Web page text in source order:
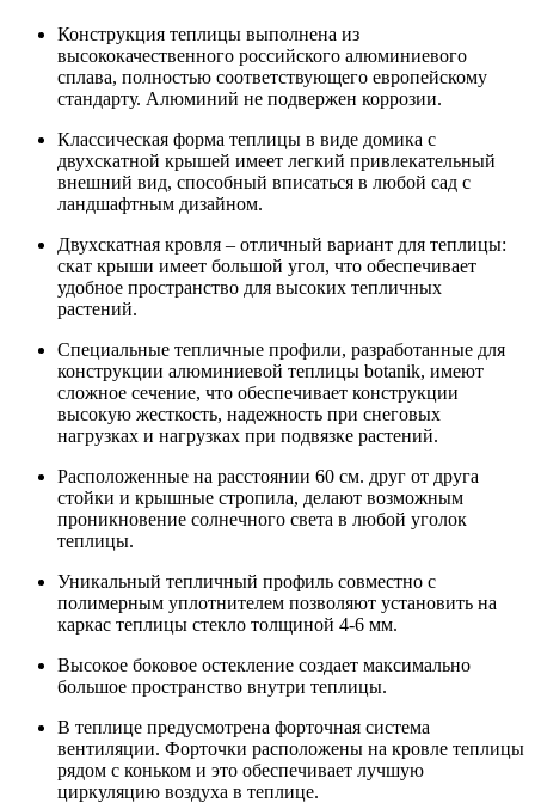
Конструкция теплицы выполнена из
высококачественного российского алюминиевого
сплава, полностью соответствующего европейскому
стандарту. Алюминий не подвержен коррозии.
Классическая форма теплицы в виде домика с
двухскатной крышей имеет легкий привлекательный
внешний вид, способный вписаться в любой сад с
ландшафтным дизайном.
Двухскатная кровля – отличный вариант для теплицы:
скат крыши имеет большой угол, что обеспечивает
удобное пространство для высоких тепличных
растений.
Специальные тепличные профили, разработанные для
конструкции алюминиевой теплицы botanik, имеют
сложное сечение, что обеспечивает конструкции
высокую жесткость, надежность при снеговых
нагрузках и нагрузках при подвязке растений.
Расположенные на расстоянии 60 см. друг от друга
стойки и крышные стропила, делают возможным
проникновение солнечного света в любой уголок
теплицы.
Уникальный тепличный профиль совместно с
полимерным уплотнителем позволяют установить на
каркас теплицы стекло толщиной 4-6 мм.
Высокое боковое остекление создает максимально
большое пространство внутри теплицы.
В теплице предусмотрена форточная система
вентиляции. Форточки расположены на кровле теплицы
рядом с коньком и это обеспечивает лучшую
циркуляцию воздуха в теплице.